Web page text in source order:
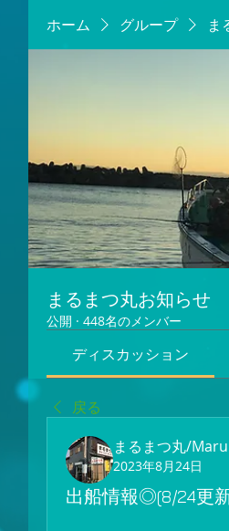
ホーム グループ ま
まるまつ丸お知らせ
公開 · 448名のメンバー
ディスカッション
戻る
まるまつ丸/
2023年8月24日
出船情報◎(8/24更